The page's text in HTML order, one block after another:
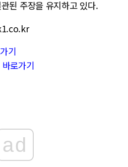
된 주장을 유지하고 있다.
기
로가기
ad